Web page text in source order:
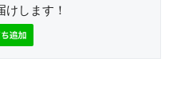
します！